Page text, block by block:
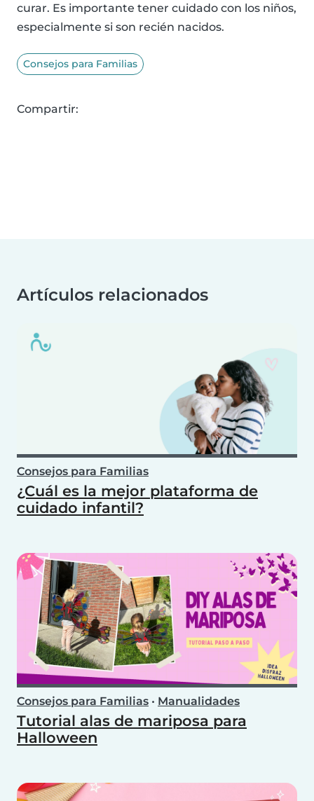
curar. Es importante tener cuidado con los niños,
especialmente si son recién nacidos.
Consejos para Familias
Compartir:
Artículos relacionados
Consejos para Familias
¿Cuál es la mejor plataforma de
cuidado infantil?
Consejos para Familias • Manualidades
Tutorial alas de mariposa para
Halloween